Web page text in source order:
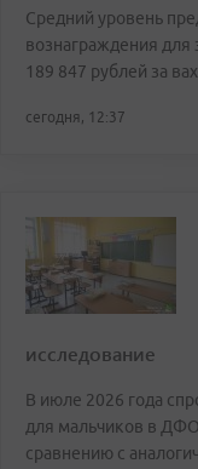
Средний уровень
вознаграждения для
189 847 рублей за
сегодня, 12:37
исследование
В июле 2026 года
для мальчиков в
сравнению с